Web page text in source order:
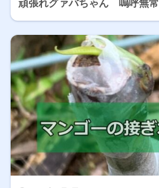
頑張れグァバちゃん 嗚呼無常